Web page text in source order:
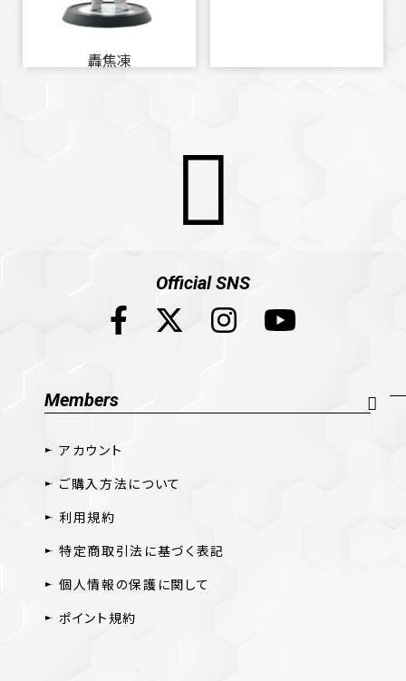
轟焦凍
Official SNS
Members
アカウント
ご購入方法について
利用規約
特定商取引法に基づく表記
個人情報の保護に関して
ポイント規約